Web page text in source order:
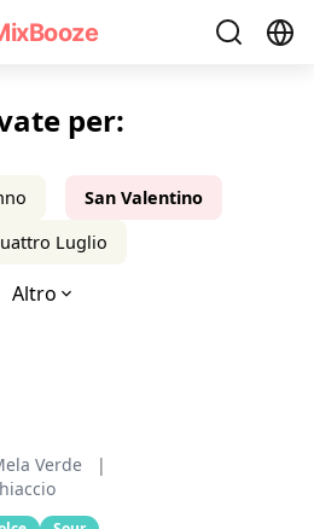
per:
San Valentino
Luglio
Altro
Verde
|